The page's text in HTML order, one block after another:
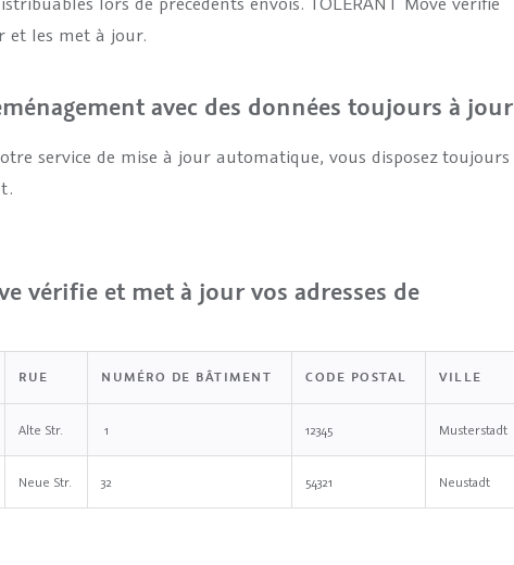
et les met à jour.
avec des données toujours à jour
service de mise à jour automatique, vous disposez toujours
vérifie et met à jour vos adresses de
RUE NUMÉRO DE BÂTIMENT CODE POSTAL VILLE
Alte Str. 1 12345 Musterstadt
Neue Str. 32 54321 Neustadt